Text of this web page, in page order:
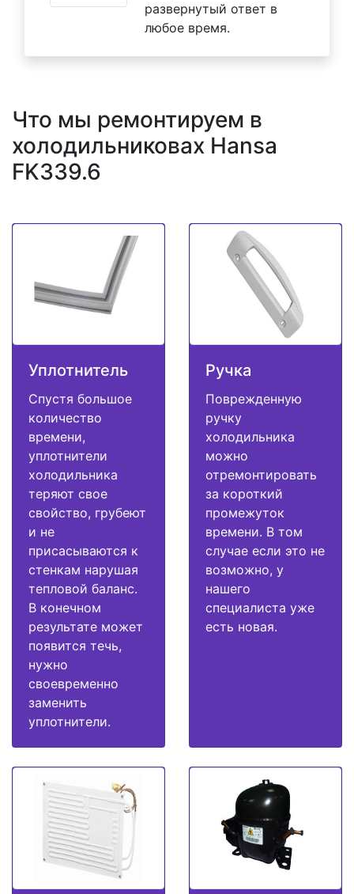
развернутый ответ в
любое время.
Что мы ремонтируем в
холодильниковах Hansa
FK339.6
Уплотнитель
Спустя большое
количество
времени,
уплотнители
холодильника
теряют свое
свойство, грубеют
и не
присасываются к
стенкам нарушая
тепловой баланс.
В конечном
результате может
появится течь,
нужно
своевременно
заменить
уплотнители.
Ручка
Поврежденную
ручку
холодильника
можно
отремонтировать
за короткий
промежуток
времени. В том
случае если это не
возможно, у
нашего
специалиста уже
есть новая.